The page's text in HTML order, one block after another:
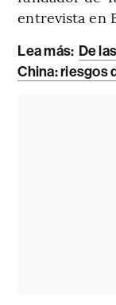
entrevista en
Lea más: De
China: riesgos